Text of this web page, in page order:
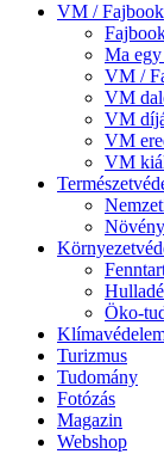
VM / Fajbook
Ma egy
VM /
VM
VM
VM
VM
Öko-
Turizmus
Tudomány
Fotózás
Magazin
Webshop